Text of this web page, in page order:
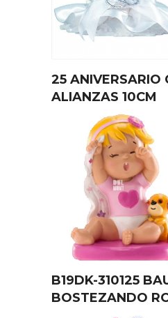
25 ANIVERSARIO
ALIANZAS 10CM
B19DK-310125
BOSTEZANDO